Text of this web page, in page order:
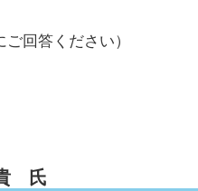
回答ください）
氏